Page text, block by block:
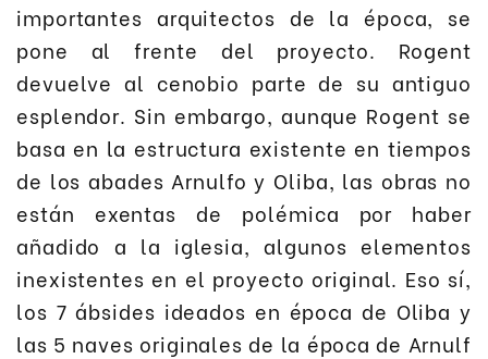
importantes arquitectos de la época, se
pone al frente del proyecto. Rogent
devuelve al cenobio parte de su antiguo
esplendor. Sin embargo, aunque Rogent se
basa en la estructura existente en tiempos
de los abades Arnulfo y Oliba, las obras no
están exentas de polémica por haber
añadido a la iglesia, algunos elementos
inexistentes en el proyecto original. Eso sí,
los 7 ábsides ideados en época de Oliba y
las 5 naves originales de la época de Arnulf